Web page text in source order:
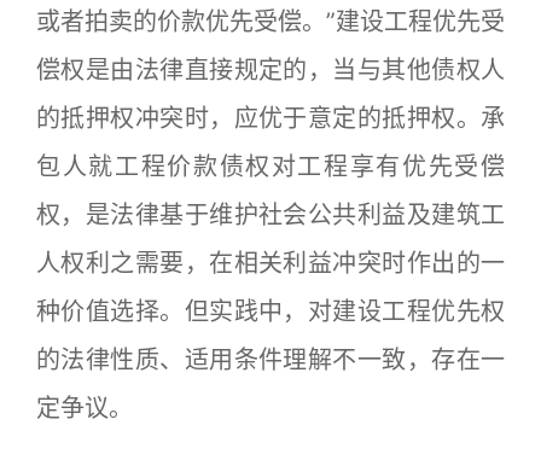
或者拍卖的价款优先受偿。”建设工程优先受
偿权是由法律直接规定的，当与其他债权人
的抵押权冲突时，应优于意定的抵押权。承
包人就工程价款债权对工程享有优先受偿
权，是法律基于维护社会公共利益及建筑工
人权利之需要，在相关利益冲突时作出的一
种价值选择。但实践中，对建设工程优先权
的法律性质、适用条件理解不一致，存在一
定争议。